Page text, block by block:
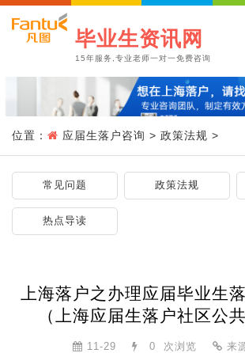
毕业生资讯网
15年服务,专业老师一对一免费咨询
位置： 应届生落户咨询 > 政策法规 >
常见问题 政策法规
热点导读
上海落户之办理应届毕业生
（上海应届生落户社区公
11-29 0 次浏览 来